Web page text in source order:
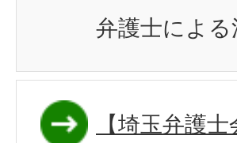
弁護士によ
【埼玉弁護